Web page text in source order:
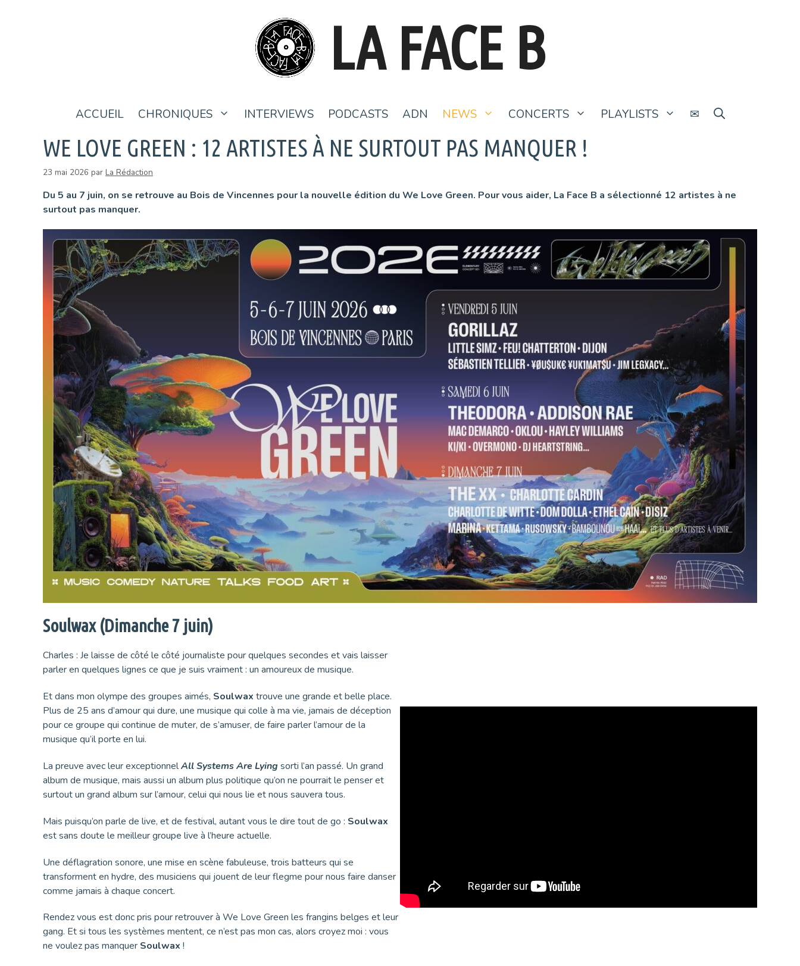
LA FACE B
ACCUEIL CHRONIQUES INTERVIEWS PODCASTS ADN NEWS CONCERTS PLAYLISTS ✉
WE LOVE GREEN : 12 ARTISTES À NE SURTOUT PAS MANQUER !
23 mai 2026 par La Rédaction
Du 5 au 7 juin, on se retrouve au Bois de Vincennes pour la nouvelle édition du We Love Green. Pour vous aider, La Face B a sélectionné 12 artistes à ne
surtout pas manquer.
Soulwax (Dimanche 7 juin)
Charles : Je laisse de côté le côté journaliste pour quelques secondes et vais laisser
parler en quelques lignes ce que je suis vraiment : un amoureux de musique.
Et dans mon olympe des groupes aimés, Soulwax trouve une grande et belle place.
Plus de 25 ans d’amour qui dure, une musique qui colle à ma vie, jamais de déception
pour ce groupe qui continue de muter, de s’amuser, de faire parler l’amour de la
musique qu’il porte en lui.
La preuve avec leur exceptionnelAll Systems Are Lying sorti l’an passé. Un grand
album de musique, mais aussi un album plus politique qu’on ne pourrait le penser et
surtout un grand album sur l’amour, celui qui nous lie et nous sauvera tous.
Mais puisqu’on parle de live, et de festival, autant vous le dire tout de go : Soulwax
est sans doute le meilleur groupe live à l’heure actuelle.
Une déflagration sonore, une mise en scène fabuleuse, trois batteurs qui se
transforment en hydre, des musiciens qui jouent de leur flegme pour nous faire danser
comme jamais à chaque concert.
Rendez vous est donc pris pour retrouver à We Love Green les frangins belges et leur
gang. Et si tous les systèmes mentent, ce n’est pas mon cas, alors croyez moi : vous
ne voulez pas manquer Soulwax !